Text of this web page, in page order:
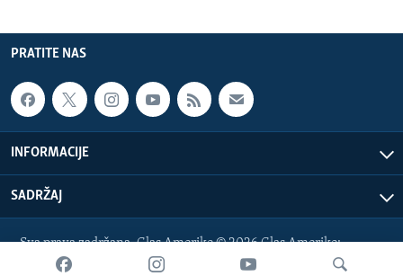
PRATITE NAS
INFORMACIJE
SADRŽAJ
Sva prava zadržana. Glas Amerike © 2026 Glas Amerike:
bosnian-service@voanews.com